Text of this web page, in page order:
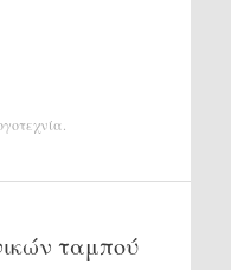
ταμπού